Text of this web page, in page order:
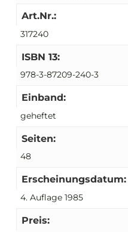
Art.Nr.:
317240
ISBN 13:
978-3-87209-240-3
Einband:
geheftet
Seiten:
48
Erscheinungsdatum:
4. Auflage 1985
Preis: